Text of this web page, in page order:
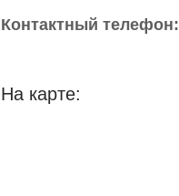
Контактный телефон:
На карте: